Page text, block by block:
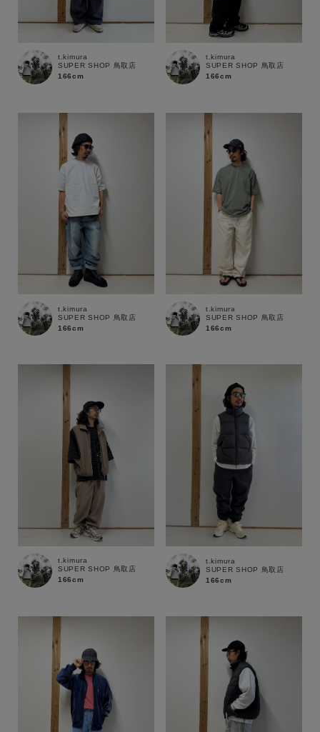
キーワード
性別
MENS
ブランド
t.kimura
SUPER SHOP 鳥取店
166cm
t.kimura
SUPER SHOP 鳥取店
166cm
t.kimura
SUPER SHOP 鳥取店
166cm
t.kimura
SUPER SHOP 鳥取店
166cm
t.kimura
SUPER SHOP 鳥取店
166cm
t.kimura
SUPER SHOP 鳥取店
166cm